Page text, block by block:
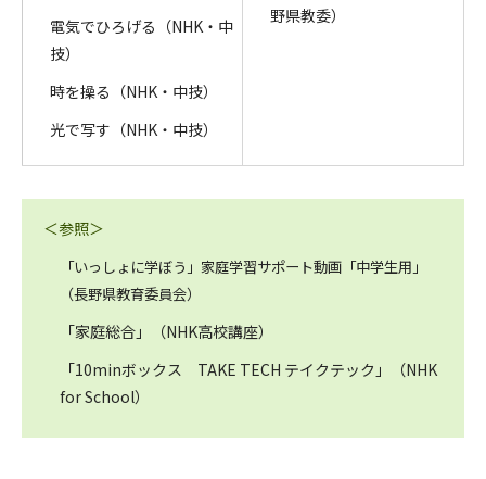
電気でひろげる（NHK・中
技）
時を操る（NHK・中技）
光で写す（NHK・中技）
野県教委）
＜参照＞
「いっしょに学ぼう」家庭学習サポート動画「中学生用」
（長野県教育委員会）
「家庭総合」（NHK高校講座）
「10minボックス TAKE TECH テイクテック」（NHK
for School）